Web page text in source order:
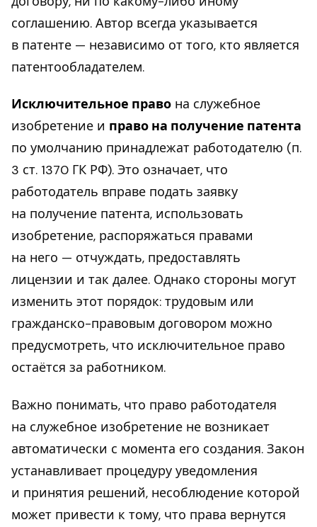
соглашению. Автор всегда указывается
в патенте — независимо от того, кто является
патентообладателем.
Исключительное право на служебное
изобретение и право на получение патента
по умолчанию принадлежат работодателю (п.
3 ст. 1370 ГК РФ). Это означает, что
работодатель вправе подать заявку
на получение патента, использовать
изобретение, распоряжаться правами
на него — отчуждать, предоставлять
лицензии и так далее. Однако стороны могут
изменить этот порядок: трудовым или
гражданско-правовым договором можно
предусмотреть, что исключительное право
остаётся за работником.
Важно понимать, что право работодателя
на служебное изобретение не возникает
автоматически с момента его создания. Закон
устанавливает процедуру уведомления
и принятия решений, несоблюдение которой
может привести к тому, что права вернутся